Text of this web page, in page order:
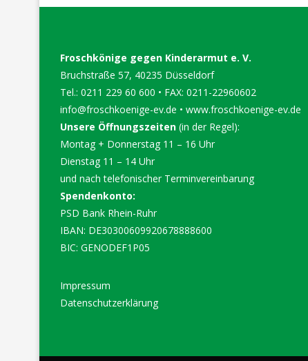
Froschkönige gegen Kinderarmut e. V.
Bruchstraße 57, 40235 Düsseldorf
Tel.: 0211 229 60 600 • FAX: 0211-22960602
info@froschkoenige-ev.de • www.froschkoenige-ev.de
Unsere Öffnungszeiten (in der Regel):
Montag + Donnerstag 11 – 16 Uhr
Dienstag 11 – 14 Uhr
und nach telefonischer Terminvereinbarung
Spendenkonto:
PSD Bank Rhein-Ruhr
IBAN: DE30300609920678888600
BIC: GENODEF1P05
Impressum
Datenschutzerklärung